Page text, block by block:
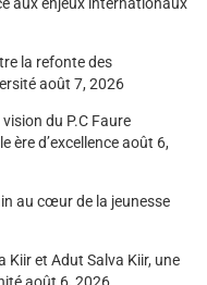
la refonte des
août 7, 2026
du P.C Faure
ère d’excellenceaoût 6,
au cœur de la jeunesse
Kiir et Adut Salva Kiir, une
août 6, 2026